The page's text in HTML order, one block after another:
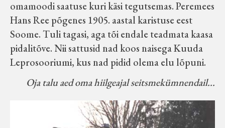
omamoodi saatuse kuri käsi tegutsemas. Peremees
Hans Ree põgenes 1905. aastal karistuse eest
Soome. Tuli tagasi, aga tõi endale teadmata kaasa
pidalitõve. Nii sattusid nad koos naisega Kuuda
Leprosooriumi, kus nad pidid olema elu lõpuni.
Oja talu aed oma hiilgeajal seitsmekümnendail...